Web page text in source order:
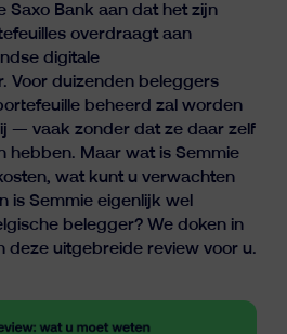
Saxo Bank aan dat het zijn
overdraagt aan
digitale
Voor duizenden beleggers
beheerd zal worden
— vaak zonder dat ze daar zelf
hebben. Maar wat is Semmie
wat kunt u verwachten
is Semmie eigenlijk wel
belegger? We doken in
deze uitgebreide review voor u.